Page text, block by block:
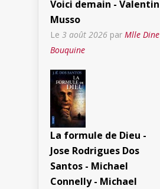
Voici demain - Valentin
Musso
Le 3 août 2026 par Mlle Dine
Bouquine
La formule de Dieu -
Jose Rodrigues Dos
Santos - Michael
Connelly - Michael